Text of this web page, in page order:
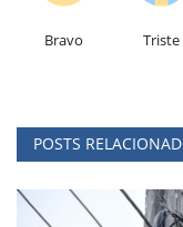
Bravo Triste
POSTS